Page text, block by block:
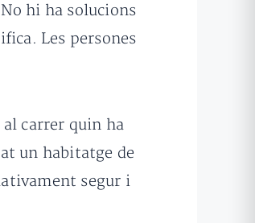
hi ha solucions
Les persones
carrer quin ha
un habitatge de
segur i